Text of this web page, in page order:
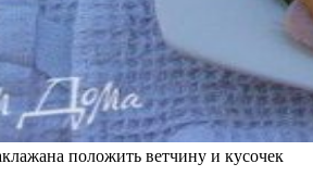
положить ветчину и кусочек